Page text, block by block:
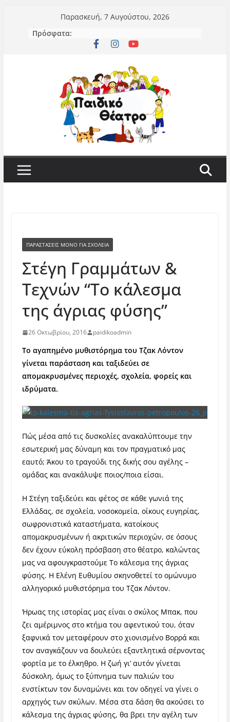
περιεχόμενο
Παρασκευή, 7 Αυγούστου, 2026
Πρόσφατα:
ΠΑΡΑΣΤΆΣΕΙΣ ΜΟΝΟ ΓΙΑ ΣΧΟΛΕΊΑ
Στέγη Γραμμάτων &
Τεχνών “Το κάλεσμα
της άγριας φύσης”
26 Οκτωβρίου, 2016 paidikoadmin
Το αγαπημένο μυθιστόρημα του Τζακ Λόντον
γίνεται παράσταση και ταξιδεύει σε
απομακρυσμένες περιοχές, σχολεία, φορείς και
ιδρύματα.
Πώς μέσα από τις δυσκολίες ανακαλύπτουμε την
εσωτερική μας δύναμη και τον πραγματικό μας
εαυτό; Άκου το τραγούδι της δικής σου αγέλης –
ομάδας και ανακάλυψε ποιος/ποια είσαι.
Η Στέγη ταξιδεύει και φέτος σε κάθε γωνιά της
Ελλάδας, σε σχολεία, νοσοκομεία, οίκους ευγηρίας,
σωφρονιστικά καταστήματα, κατοίκους
απομακρυσμένων ή ακριτικών περιοχών, σε όσους
δεν έχουν εύκολη πρόσβαση στο θέατρο, καλώντας
μας να αφουγκραστούμε Το κάλεσμα της άγριας
φύσης. Η Ελένη Ευθυμίου σκηνοθετεί το ομώνυμο
αλληγορικό μυθιστόρημα του Τζακ Λόντον.
Ήρωας της ιστορίας μας είναι ο σκύλος Μπακ, που
ζει αμέριμνος στο κτήμα του αφεντικού του, όταν
ξαφνικά τον μεταφέρουν στο χιονισμένο Βορρά και
τον αναγκάζουν να δουλεύει εξαντλητικά σέρνοντας
φορτία με το έλκηθρο. Η ζωή γι’ αυτόν γίνεται
δύσκολη, όμως το ξύπνημα των παλιών του
ενστίκτων τον δυναμώνει και τον οδηγεί να γίνει ο
αρχηγός των σκύλων. Μέσα στα δάση θα ακούσει το
κάλεσμα της άγριας φύσης, θα βρει την αγέλη των